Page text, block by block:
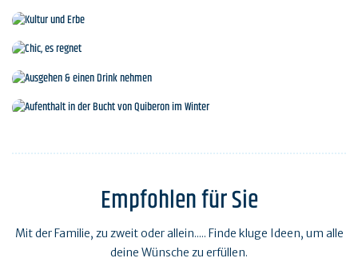
Kunstumleitung: 26 Kapellen zum Entdecken
Chic, es regnet
Ausgehen & einen Drink nehmen
Empfohlen für Sie
Mit der Familie, zu zweit oder allein..... Finde kluge Ideen, um alle
deine Wünsche zu erfüllen.